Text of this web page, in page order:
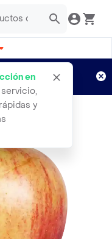
en
y
Aplican TyC